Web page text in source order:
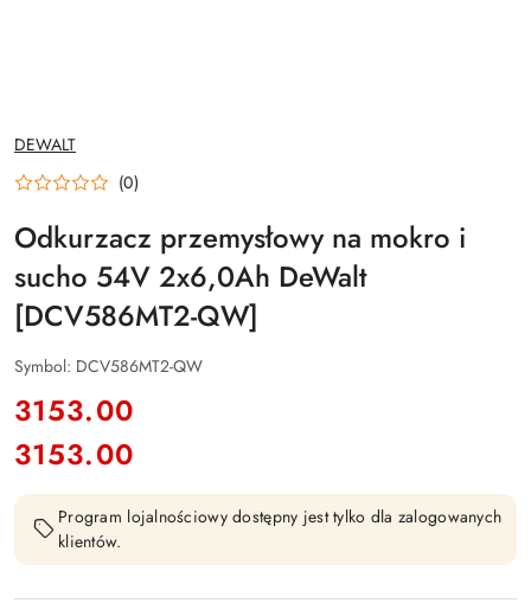
NAZWA
PRODUCENTA:
DEWALT
(0)
Odkurzacz przemysłowy na mokro i
sucho 54V 2x6,0Ah DeWalt
[DCV586MT2-QW]
Symbol: DCV586MT2-QW
cena:
3153.00
Cena:
3153.00
Program lojalnościowy dostępny jest tylko dla zalogowanych
klientów.